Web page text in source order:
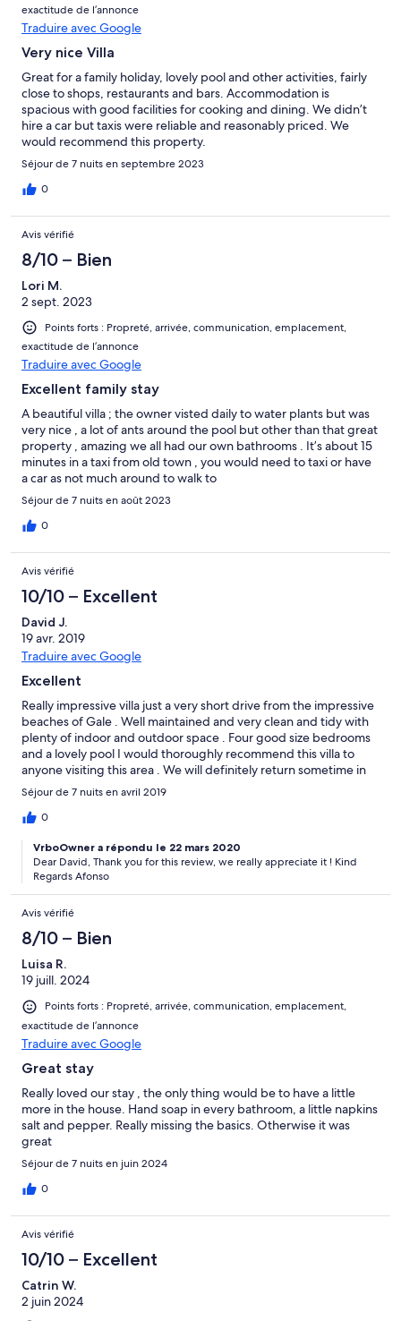
exactitude de l’annonce
Traduire avec Google
Very nice Villa
Great for a family holiday, lovely pool and other activities, fairly
close to shops, restaurants and bars. Accommodation is
spacious with good facilities for cooking and dining. We didn’t
hire a car but taxis were reliable and reasonably priced. We
would recommend this property.
Séjour de 7 nuits en septembre 2023
0
Avis vérifié
8/10 – Bien
Lori M.
2 sept. 2023
Points forts : Propreté, arrivée, communication, emplacement,
exactitude de l’annonce
Traduire avec Google
Excellent family stay
A beautiful villa ; the owner visted daily to water plants but was
very nice , a lot of ants around the pool but other than that great
property , amazing we all had our own bathrooms . It’s about 15
minutes in a taxi from old town , you would need to taxi or have
a car as not much around to walk to
Séjour de 7 nuits en août 2023
0
Avis vérifié
10/10 – Excellent
David J.
19 avr. 2019
Traduire avec Google
Excellent
Really impressive villa just a very short drive from the impressive
beaches of Gale . Well maintained and very clean and tidy with
plenty of indoor and outdoor space . Four good size bedrooms
and a lovely pool I would thoroughly recommend this villa to
anyone visiting this area . We will definitely return sometime in
the near future.
Séjour de 7 nuits en avril 2019
0
VrboOwner a répondu le 22 mars 2020
Dear David, Thank you for this review, we really appreciate it ! Kind
Regards Afonso
Avis vérifié
8/10 – Bien
Luisa R.
19 juill. 2024
Points forts : Propreté, arrivée, communication, emplacement,
exactitude de l’annonce
Traduire avec Google
Great stay
Really loved our stay , the only thing would be to have a little
more in the house. Hand soap in every bathroom, a little napkins
salt and pepper. Really missing the basics. Otherwise it was
great
Séjour de 7 nuits en juin 2024
0
Avis vérifié
10/10 – Excellent
Catrin W.
2 juin 2024